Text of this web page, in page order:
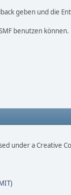
geben und die
benutzen können.
under a Creative